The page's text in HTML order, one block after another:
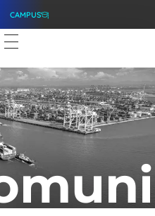
CAMPUS